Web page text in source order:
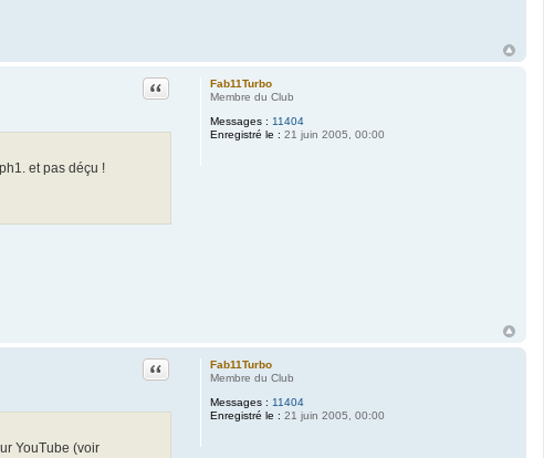
Fab11Turbo
Membre du Club
Messages : 11404
Enregistré le : 21 juin 2005, 00:00
Citation
et pas déçu !
Fab11Turbo
Membre du Club
Messages : 11404
Enregistré le : 21 juin 2005, 00:00
Citation
YouTube (voir